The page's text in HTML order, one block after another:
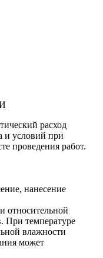
расход
и условий при
проведения работ.
нанесение
относительной
При температуре
влажности
может